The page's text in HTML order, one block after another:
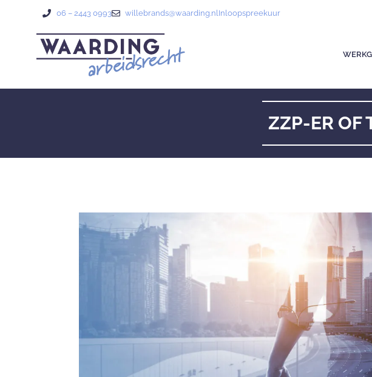
06 – 2443 0993 willebrands@waarding.nlInloopspreekuur
ZZP-ER OF